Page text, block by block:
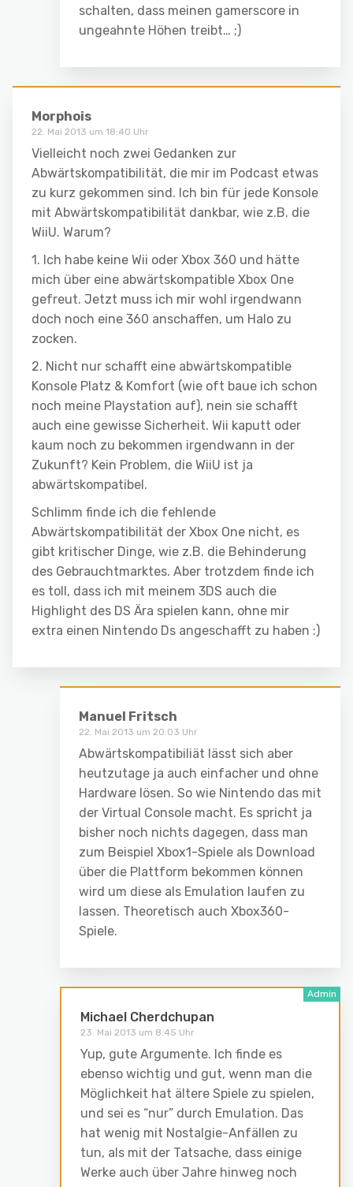
schalten, dass meinen gamerscore in
ungeahnte Höhen treibt… ;)
Morphois
22. Mai 2013 um 18:40 Uhr
Vielleicht noch zwei Gedanken zur
Abwärtskompatibilität, die mir im Podcast etwas
zu kurz gekommen sind. Ich bin für jede Konsole
mit Abwärtskompatibilität dankbar, wie z.B. die
WiiU. Warum?
1. Ich habe keine Wii oder Xbox 360 und hätte
mich über eine abwärtskompatible Xbox One
gefreut. Jetzt muss ich mir wohl irgendwann
doch noch eine 360 anschaffen, um Halo zu
zocken.
2. Nicht nur schafft eine abwärtskompatible
Konsole Platz & Komfort (wie oft baue ich schon
noch meine Playstation auf), nein sie schafft
auch eine gewisse Sicherheit. Wii kaputt oder
kaum noch zu bekommen irgendwann in der
Zukunft? Kein Problem, die WiiU ist ja
abwärtskompatibel.
Schlimm finde ich die fehlende
Abwärtskompatibilität der Xbox One nicht, es
gibt kritischer Dinge, wie z.B. die Behinderung
des Gebrauchtmarktes. Aber trotzdem finde ich
es toll, dass ich mit meinem 3DS auch die
Highlight des DS Ära spielen kann, ohne mir
extra einen Nintendo Ds angeschafft zu haben :)
Manuel Fritsch
22. Mai 2013 um 20:03 Uhr
Abwärtskompatibiliät lässt sich aber
heutzutage ja auch einfacher und ohne
Hardware lösen. So wie Nintendo das mit
der Virtual Console macht. Es spricht ja
bisher noch nichts dagegen, dass man
zum Beispiel Xbox1-Spiele als Download
über die Plattform bekommen können
wird um diese als Emulation laufen zu
lassen. Theoretisch auch Xbox360-
Spiele.
Michael Cherdchupan
23. Mai 2013 um 8:45 Uhr
Yup, gute Argumente. Ich finde es
ebenso wichtig und gut, wenn man die
Möglichkeit hat ältere Spiele zu spielen,
und sei es “nur” durch Emulation. Das
hat wenig mit Nostalgie-Anfällen zu
tun, als mit der Tatsache, dass einige
Werke auch über Jahre hinweg noch